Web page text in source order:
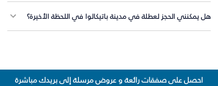
هل يمكنني الحجز لعطلة في مدينة باتيكالوا في اللحظة الأخيرة؟
احصل على صفقات رائعة و عروض مرسلة إلى بريدك مباشرة